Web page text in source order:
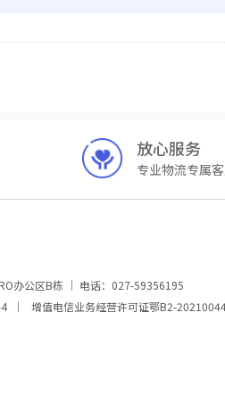
放心服务
专业物流专属
办公区B栋 ｜ 电话：027-59356195
｜ 增值电信业务经营许可证鄂B2-